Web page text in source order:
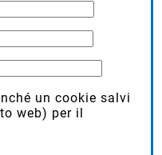
un cookie salvi
web) per il